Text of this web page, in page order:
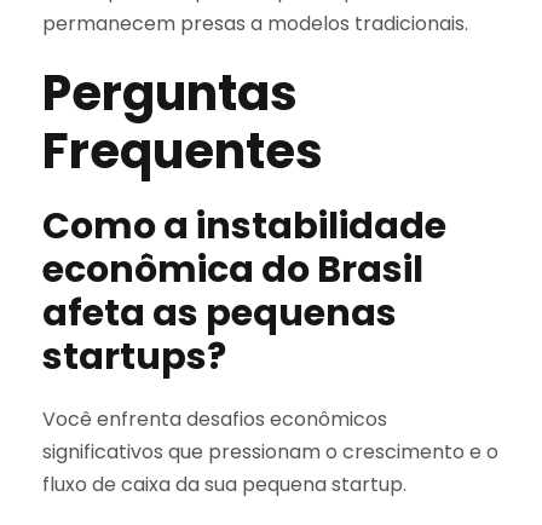
permanecem presas a modelos tradicionais.
Perguntas
Frequentes
Como a instabilidade
econômica do Brasil
afeta as pequenas
startups?
Você enfrenta desafios econômicos
significativos que pressionam o crescimento e o
fluxo de caixa da sua pequena startup.